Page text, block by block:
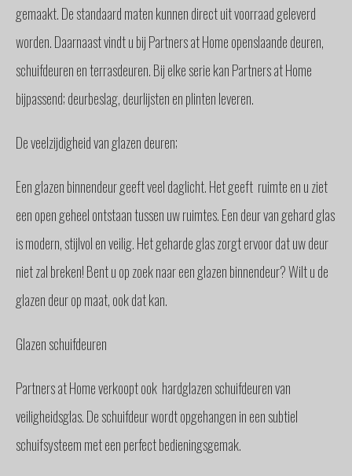
VRAAG
CONTACT
gemaakt. De standaard maten kunnen direct uit voorraad geleverd
worden. Daarnaast vindt u bij Partners at Home openslaande deuren,
schuifdeuren en terrasdeuren. Bij elke serie kan Partners at Home
bijpassend; deurbeslag, deurlijsten en plinten leveren.
De veelzijdigheid van glazen deuren;
Een glazen binnendeur geeft veel daglicht. Het geeft ruimte en u ziet
een open geheel ontstaan tussen uw ruimtes. Een deur van gehard glas
is modern, stijlvol en veilig. Het geharde glas zorgt ervoor dat uw deur
niet zal breken! Bent u op zoek naar een glazen binnendeur? Wilt u de
glazen deur op maat, ook dat kan.
Glazen schuifdeuren
Partners at Home verkoopt ook hardglazen schuifdeuren van
veiligheidsglas. De schuifdeur wordt opgehangen in een subtiel
schuifsysteem met een perfect bedieningsgemak.